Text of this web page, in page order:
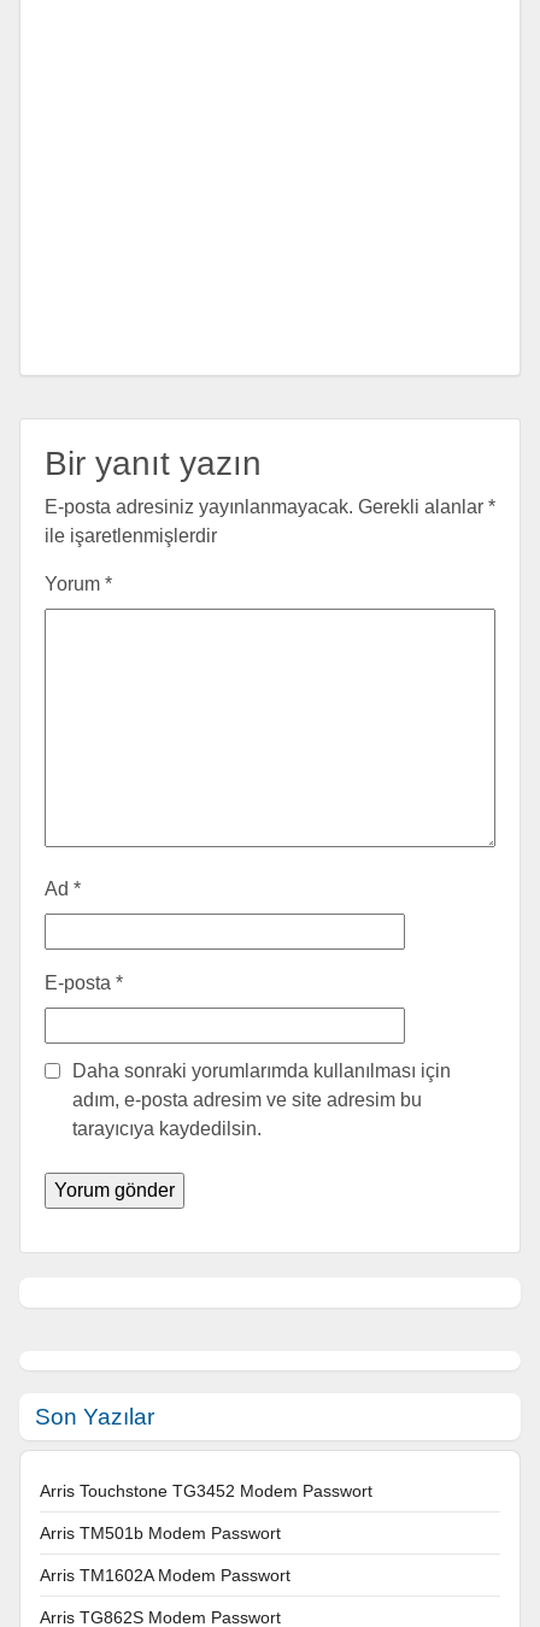
Bir yanıt yazın
E-posta adresiniz yayınlanmayacak. Gerekli alanlar *
ile işaretlenmişlerdir
Yorum *
Ad *
E-posta *
Daha sonraki yorumlarımda kullanılması için
adım, e-posta adresim ve site adresim bu
tarayıcıya kaydedilsin.
Son Yazılar
Arris Touchstone TG3452 Modem Passwort
Arris TM501b Modem Passwort
Arris TM1602A Modem Passwort
Arris TG862S Modem Passwort